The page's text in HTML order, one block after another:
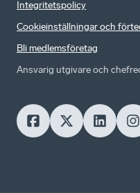
Integritetspolicy
Cookieinställningar och
Bli medlemsföretag
Ansvarig utgivare och